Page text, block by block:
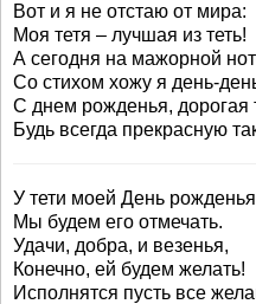
Вот и я не отстаю от мира:
Моя тетя – лучшая из теть!
А сегодня на мажорной
Со стихом хожу я день-
С днем рожденья, дорогая
Будь всегда прекрасную
У тети моей День
Мы будем его отмечать.
Удачи, добра, и везенья,
Конечно, ей будем желать!
Исполнятся пусть все